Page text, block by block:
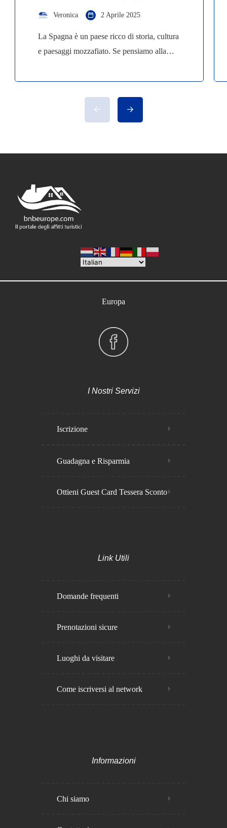
Veronica 2 Aprile 2025
La Spagna è un paese ricco di storia, cultura
e paesaggi mozzafiato. Se pensiamo alla
che ci viene in mente è la maestosa Sagrada
Familia di Barcellona, simbolo dell’ingegno
di Gaudí. Ma la Spagna è molto più di
questo. Ogni angolo del paese racconta una
di […]
Europa
I Nostri Servizi
Iscrizione
Guadagna e Risparmia
Ottieni Guest Card Tessera Sconto
Link Utili
Domande frequenti
Prenotazioni sicure
Luoghi da visitare
Come iscriversi al network
Informazioni
Chi siamo